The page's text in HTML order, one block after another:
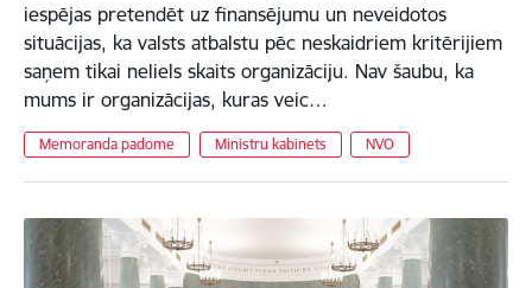
iespējas pretendēt uz finansējumu un neveidotos
situācijas, ka valsts atbalstu pēc neskaidriem kritērijiem
saņem tikai neliels skaits organizāciju. Nav šaubu, ka
mums ir organizācijas, kuras veic…
Memoranda padome Ministru kabinets NVO